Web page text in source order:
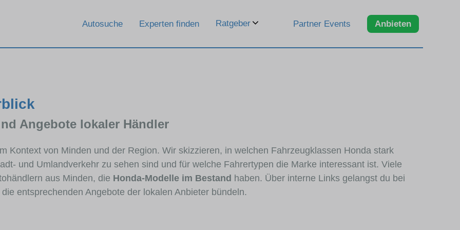
Autosuche Experten finden Ratgeber Partner Events Anbieten
Angebote lokaler Händler
Kontext von Minden und der Region. Wir skizzieren, in welchen Fahrzeugklassen Honda stark
und Umlandverkehr zu sehen sind und für welche Fahrertypen die Marke interessant ist. Viele
aus Minden, die Honda-Modelle im Bestand haben. Über interne Links gelangst du bei
entsprechenden Angebote der lokalen Anbieter bündeln.